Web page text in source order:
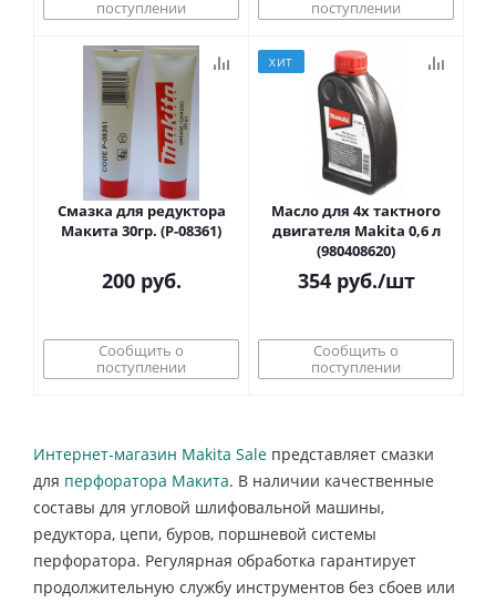
поступлении
поступлении
Смазка для редуктора
Макита 30гр. (P-08361)
200руб.
Сообщить о
поступлении
ХИТ
Масло для 4х тактного
двигателя Makita 0,6 л
(980408620)
354руб./шт
Сообщить о
поступлении
Интернет-магазин Makita Sale представляет смазки
для перфоратора Макита. В наличии качественные
составы для угловой шлифовальной машины,
редуктора, цепи, буров, поршневой системы
перфоратора. Регулярная обработка гарантирует
продолжительную службу инструментов без сбоев или